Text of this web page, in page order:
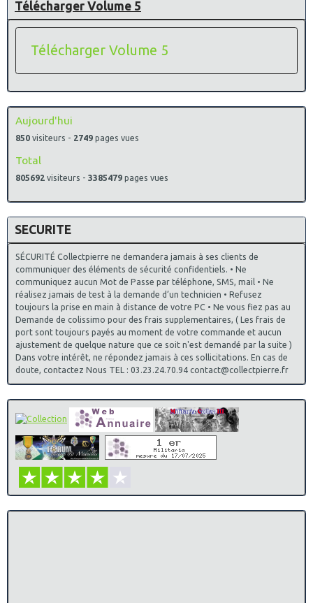
Télécharger Volume 5
Télécharger Volume 5
Aujourd'hui
850 visiteurs - 2749 pages vues
Total
805692 visiteurs - 3385479 pages vues
SECURITE
SÉCURITÉ Collectpierre ne demandera jamais à ses clients de
communiquer des éléments de sécurité confidentiels. • Ne
communiquez aucun Mot de Passe par téléphone, SMS, mail • Ne
réalisez jamais de test à la demande d’un technicien • Refusez
toujours la prise en main à distance de votre PC • Ne vous fiez pas au
Demande de colissimo pour des frais supplementaires, ( Les frais de
port sont toujours payés au moment de votre commande et aucun
ajustement de quelque nature que ce soit n'est demandé par la suite )
Dans votre intérêt, ne répondez jamais à ces sollicitations. En cas de
doute, contactez Nous TEL : 03.23.24.70.94 contact@collectpierre.fr